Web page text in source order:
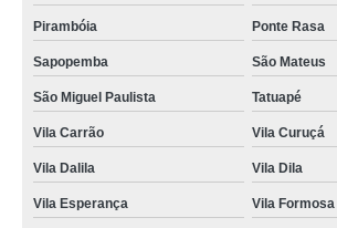
Pirambóia Ponte Rasa
Sapopemba São Mateus
São Miguel Paulista Tatuapé
Vila Carrão Vila Curuçá
Vila Dalila Vila Dila
Vila Esperança Vila Formosa